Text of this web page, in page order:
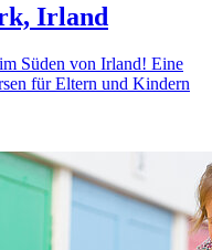
Irland
Süden von Irland! Eine
für Eltern und Kindern